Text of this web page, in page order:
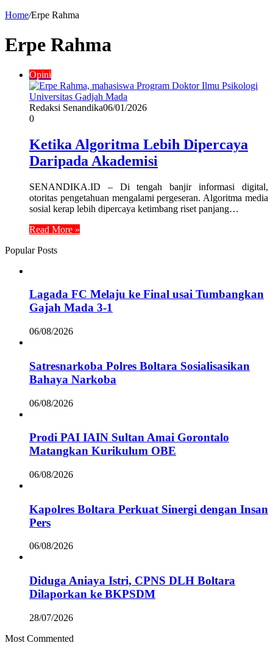
Home/Erpe Rahma
Erpe Rahma
Opini
Redaksi Senandika06/01/2026
0
Ketika Algoritma Lebih Dipercaya
Daripada Akademisi
SENANDIKA.ID – Di tengah banjir informasi digital,
otoritas pengetahuan mengalami pergeseran. Algoritma media
sosial kerap lebih dipercaya ketimbang riset panjang…
Read More »
Popular Posts
Lagada FC Melaju ke Final usai Tumbangkan
Gajah Mada 3-1
06/08/2026
Satresnarkoba Polres Boltara Sosialisasikan
Bahaya Narkoba
06/08/2026
Prodi PAI IAIN Sultan Amai Gorontalo
Matangkan Kurikulum OBE
06/08/2026
Kapolres Boltara Perkuat Sinergi dengan Insan
Pers
06/08/2026
Diduga Aniaya Istri, CPNS DLH Boltara
Dilaporkan ke BKPSDM
28/07/2026
Most Commented